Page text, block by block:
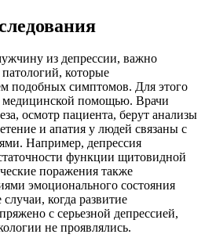
из депрессии, важно
которые
подобных симптомов. Для этого
медицинской помощью. Врачи
осмотр пациента, берут анализы
и апатия у людей связаны с
Например, депрессия
функции щитовидной
поражения также
эмоционального состояния
когда развитие
с серьезной депрессией,
не проявлялись.